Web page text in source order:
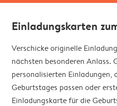
Einladungskarten
Verschicke originelle
nächsten besonderen Anlass.
personalisierten Einladungen,
Geburtstages passen oder
Einladungskarte für die